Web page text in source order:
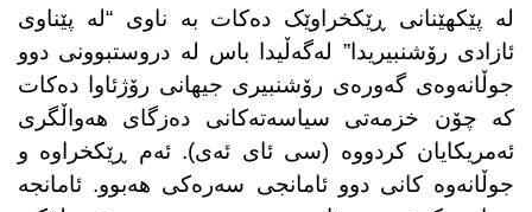
لە پێکهێنانی ڕێکخراوێک دەکات بە ناوی “لە پێناوی
ئازادی رۆشنبیریدا” لەگەڵیدا باس لە دروستبوونی دوو
جوڵانەوەی گەورەی رۆشنبیری جیهانی رۆژئاوا دەکات
کە چۆن خزمەتی سیاسەتەکانی دەزگای هەواڵگری
ئەمریکایان کردووە (سی ئای ئەی). ئەم ڕێکخراوە و
جوڵانەوە کانی دوو ئامانجی سەرەکی هەبوو. ئامانجە